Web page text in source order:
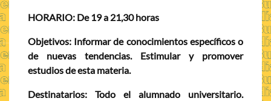
HORARIO: De 19 a 21,30 horas
Objetivos: Informar de conocimientos específicos o
de nuevas tendencias. Estimular y promover
estudios de esta materia.
Destinatarios: Todo el alumnado universitario.